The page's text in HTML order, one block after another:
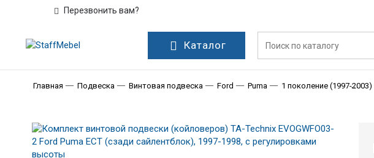
Перезвонить вам?
Каталог
Главная Подвеска Винтовая подвеска Ford Puma 1 поколение (1997-2003)